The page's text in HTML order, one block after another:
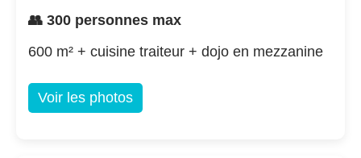
👥 300 personnes max
600 m² + cuisine traiteur + dojo en mezzanine
Voir les photos